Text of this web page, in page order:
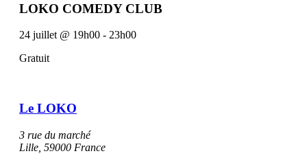
LOKO COMEDY CLUB
24 juillet @ 19h00 - 23h00
Gratuit
Le LOKO
3 rue du marché
Lille 59000 France